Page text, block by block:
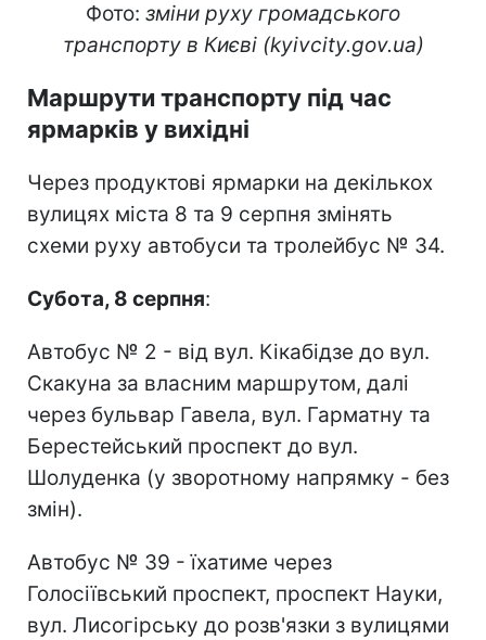
Фото: зміни руху громадського
транспорту в Києві (kyivcity.gov.ua)
Маршрути транспорту під час
ярмарків у вихідні
Через продуктові ярмарки на декількох
вулицях міста 8 та 9 серпня змінять
схеми руху автобуси та тролейбус № 34.
Субота, 8 серпня:
Автобус № 2 - від вул. Кікабідзе до вул.
Скакуна за власним маршрутом, далі
через бульвар Гавела, вул. Гарматну та
Берестейський проспект до вул.
Шолуденка (у зворотному напрямку - без
змін).
Автобус № 39 - їхатиме через
Голосіївський проспект, проспект Науки,
вул. Лисогірську до розв'язки з вулицями